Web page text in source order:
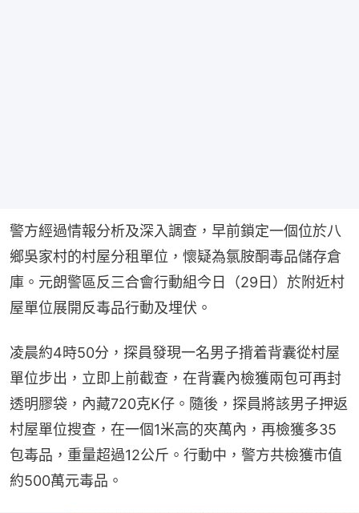
警方經過情報分析及深入調查，早前鎖定一個位於八
鄉吳家村的村屋分租單位，懷疑為氯胺酮毒品儲存倉
庫。元朗警區反三合會行動組今日（29日）於附近村
屋單位展開反毒品行動及埋伏。
凌晨約4時50分，探員發現一名男子揹着背囊從村屋
單位步出，立即上前截查，在背囊內檢獲兩包可再封
透明膠袋，內藏720克K仔。隨後，探員將該男子押返
村屋單位搜查，在一個1米高的夾萬內，再檢獲多35
包毒品，重量超過12公斤。行動中，警方共檢獲市值
約500萬元毒品。